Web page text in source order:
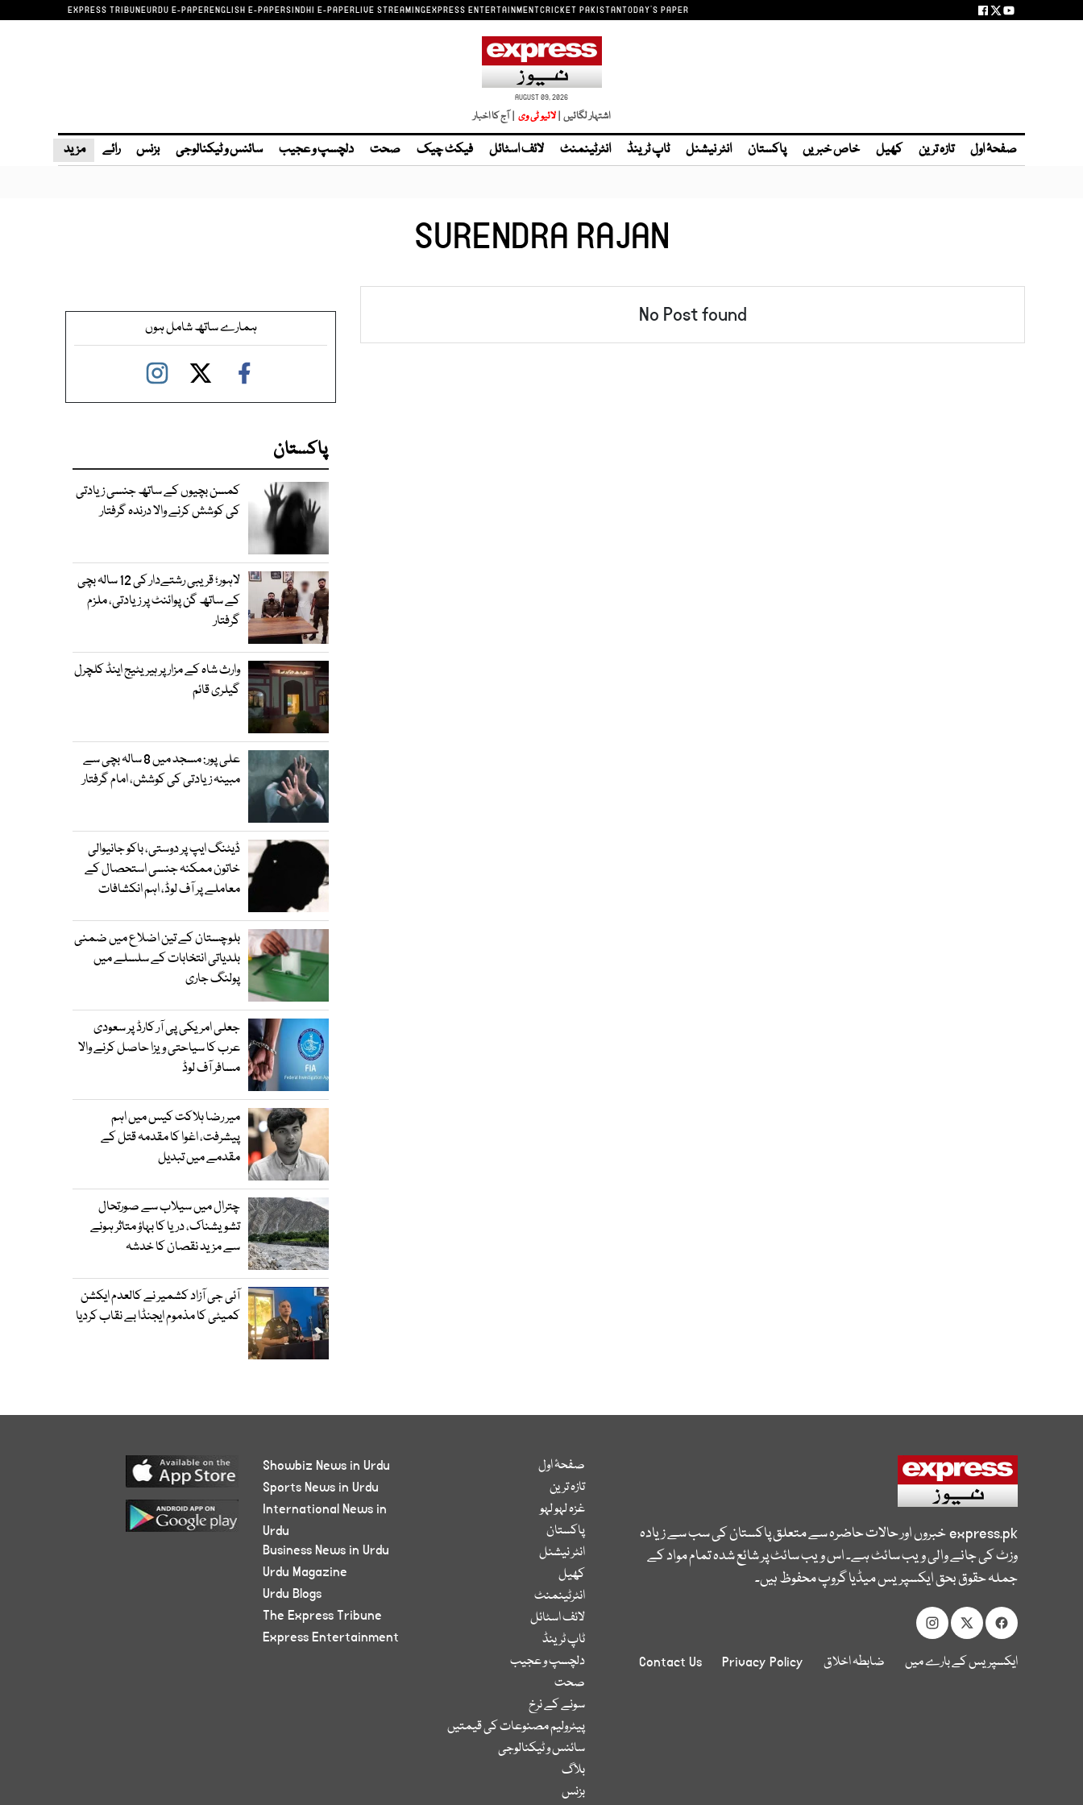
EXPRESS TRIBUNEURDU E-PAPERENGLISH E-PAPERSINDHI E-PAPERLIVE STREAMINGEXPRESS ENTERTAINMENTCRICKET PAKISTANTODAY'S PAPER
AUGUST 09, 2026
اشتہار لگائیں |لائیو ٹی وی | آج کا اخبار
صفحۂ اول تازہ ترین کھیل خاص خبریں پاکستان انٹر نیشنل ٹاپ ٹرینڈ انٹرٹینمنٹ لائف اسٹائل فیکٹ چیک صحت دلچسپ و عجیب سائنس و ٹیکنالوجی بزنس رائے مزید
SURENDRA RAJAN
No Post found ہمارے ساتھ شامل ہوں
پاکستان
کمسن بچیوں کے ساتھ جنسی زیادتی
کی کوشش کرنے والا درندہ گرفتار
لاہور؛ قریبی رشتےدار کی 12 سالہ بچی
کے ساتھ گن پوائنٹ پر زیادتی، ملزم
گرفتار
وارث شاہ کے مزار پر ہیریٹیج اینڈ کلچرل
گیلری قائم
علی پور: مسجد میں 8 سالہ بچی سے
مبینہ زیادتی کی کوشش، امام گرفتار
ڈیٹنگ ایپ پر دوستی، باکو جانیوالی
خاتون ممکنہ جنسی استحصال کے
معاملے پر آف لوڈ، اہم انکشافات
بلوچستان کے تین اضلاع میں ضمنی
بلدیاتی انتخابات کے سلسلے میں
پولنگ جاری
جعلی امریکی پی آر کارڈ پر سعودی
عرب کا سیاحتی ویزا حاصل کرنے والا
مسافر آف لوڈ
میر رضا ہلاکت کیس میں اہم
پیشرفت، اغوا کا مقدمہ قتل کے
مقدمے میں تبدیل
چترال میں سیلاب سے صورتحال
تشویشناک، دریا کا بہاؤ متاثر ہونے
سے مزید نقصان کا خدشہ
آئی جی آزاد کشمیر نے کالعدم ایکشن
کمیٹی کا مذموم ایجنڈا بے نقاب کردیا
express.pkخبروں اور حالات حاضرہ سے متعلق پاکستان کی سب سے زیادہ
وزٹ کی جانے والی ویب سائٹ ہے۔ اس ویب سائٹ پر شائع شدہ تمام مواد کے
جملہ حقوق بحق ایکسپریس میڈیا گروپ محفوظ ہیں۔
ایکسپریس کے بارے میں ضابطہ اخلاق Privacy Policy
Contact Us
صفحۂ اول
تازہ ترین
غزہ لہو لہو
پاکستان
انٹر نیشنل
کھیل
انٹرٹینمنٹ
لائف اسٹائل
ٹاپ ٹرینڈ
دلچسپ و عجیب
صحت
سونے کے نرخ
پیٹرولیم مصنوعات کی قیمتیں
سائنس و ٹیکنالوجی
بلاگ
بزنس
Showbiz News in Urdu
Sports News in Urdu
International News in
Urdu
Business News in Urdu
Urdu Magazine
Urdu Blogs
The Express Tribune
Express Entertainment